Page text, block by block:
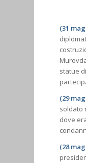
(31 mag
statue
(29 mag
soldato
dove
(28 mag